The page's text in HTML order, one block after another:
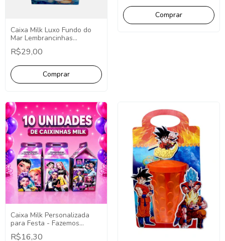
Caixa Milk Luxo Fundo do
Mar Lembrancinhas
Luxuosas 3D Personalizada
PCT C/10 Unidades Fundo
R$29,00
Caixa Milk Personalizada
para Festa - Fazemos
Qualquer Tema -
R$16,30